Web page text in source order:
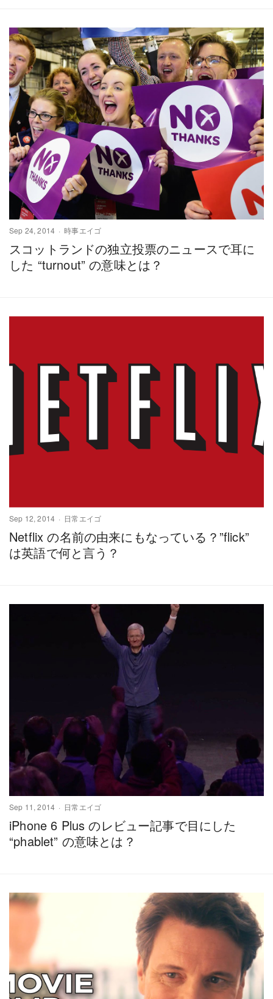
Sep 24, 2014 時事エイゴ
スコットランドの独立投票のニュースで耳に
した “turnout” の意味とは？
Sep 12, 2014 日常エイゴ
Netflix の名前の由来にもなっている？”flick”
は英語で何と言う？
Sep 11, 2014 日常エイゴ
iPhone 6 Plus のレビュー記事で目にした
“phablet” の意味とは？